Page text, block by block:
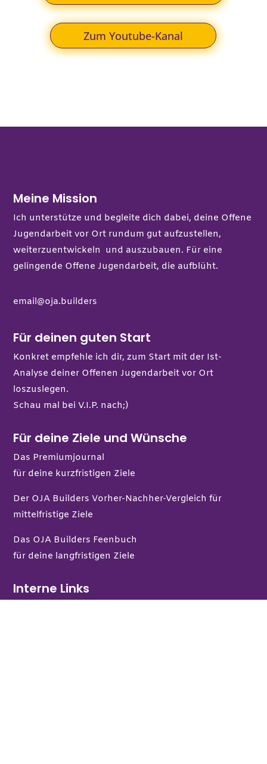
Zum Youtube-Kanal
Meine Mission
Ich unterstütze und begleite dich dabei, deine Offene
Jugendarbeit vor Ort rundum gut aufzustellen,
weiterzuentwickeln und auszubauen. Für eine
gelingende Offene Jugendarbeit, die aufblüht.
email@oja.builders
Für deinen guten Start
Konkret empfehle ich dir, zum Start mit der Ist-
Analyse deiner Offenen Jugendarbeit vor Ort
loszuslegen.
Schau mal beiV.I.P. nach;)
Für deine Ziele und Wünsche
Das Premiumjournal
für deine kurzfristigen Ziele
Der OJA Builders Vorher-Nachher-Vergleich für
mittelfristige Ziele
Das OJA Builders Feenbuch
für deine langfristigen Ziele
Interne Links